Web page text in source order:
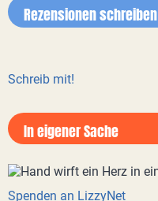
Rezensionen schreiben
Schreib mit!
In eigener Sache
Spenden an LizzyNet